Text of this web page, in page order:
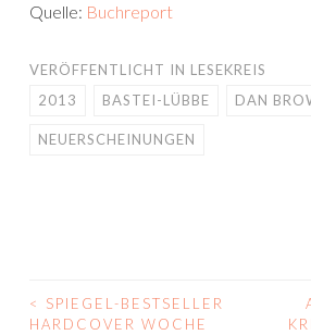
Quelle: Buchreport
VERÖFFENTLICHT IN LESEKREIS
2013
BASTEI-LÜBBE DAN
NEUERSCHEINUNGEN
BEITRAGS-
<
SPIEGEL-BESTSELLER
HARDCOVER WOCHE